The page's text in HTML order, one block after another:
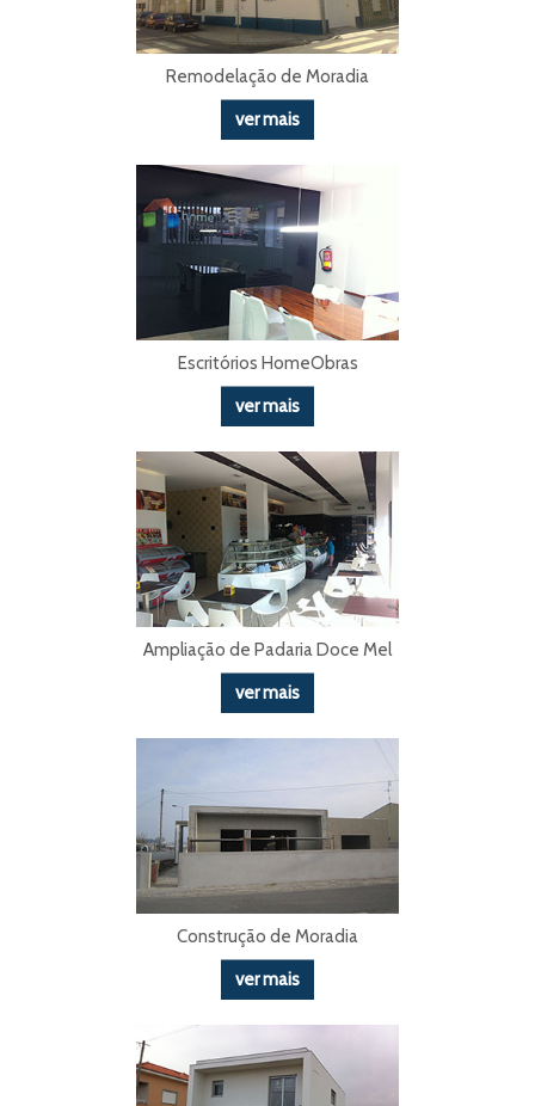
Remodelação de Moradia
ver mais
Escritórios HomeObras
ver mais
Ampliação de Padaria Doce Mel
ver mais
Construção de Moradia
ver mais